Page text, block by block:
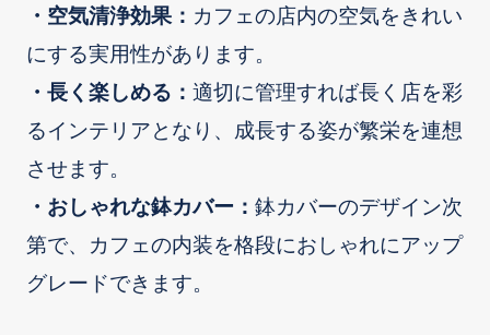
・空気清浄効果： カフェの店内の空気をきれい
にする実用性があります。
・長く楽しめる： 適切に管理すれば長く店を彩
るインテリアとなり、成長する姿が繁栄を連想
させます。
・おしゃれな鉢カバー： 鉢カバーのデザイン次
第で、カフェの内装を格段におしゃれにアップ
グレードできます。